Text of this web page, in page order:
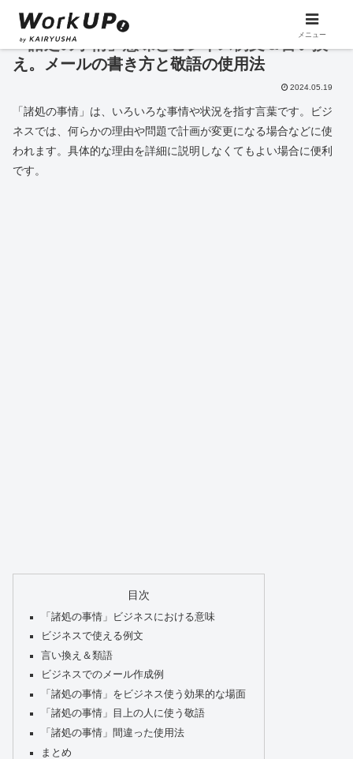
「諸処の事情」意味とビジネス例文＆言い換
え。メールの書き方と敬語の使用法
2024.05.19
「諸処の事情」は、いろいろな事情や状況を指す言葉です。ビジ
ネスでは、何らかの理由や問題で計画が変更になる場合などに使
われます。具体的な理由を詳細に説明しなくてもよい場合に便利
です。
目次
「諸処の事情」ビジネスにおける意味
ビジネスで使える例文
言い換え＆類語
ビジネスでのメール作成例
「諸処の事情」をビジネス使う効果的な場面
「諸処の事情」目上の人に使う敬語
「諸処の事情」間違った使用法
まとめ
メニュー